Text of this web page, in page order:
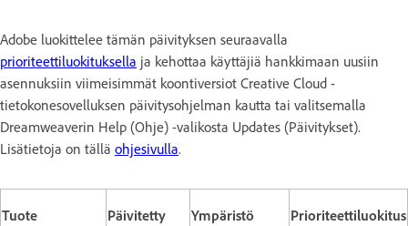
Adobe luokittelee tämän päivityksen seuraavalla
prioriteettiluokituksella ja kehottaa käyttäjiä hankkimaan uusiin
asennuksiin viimeisimmät koontiversiot Creative Cloud -
tietokonesovelluksen päivitysohjelman kautta tai valitsemalla
Dreamweaverin Help (Ohje) -valikosta Updates (Päivitykset).
Lisätietoja on tällä ohjesivulla.
Tuote
Päivitetty
Ympäristö Prioriteettiluokitus